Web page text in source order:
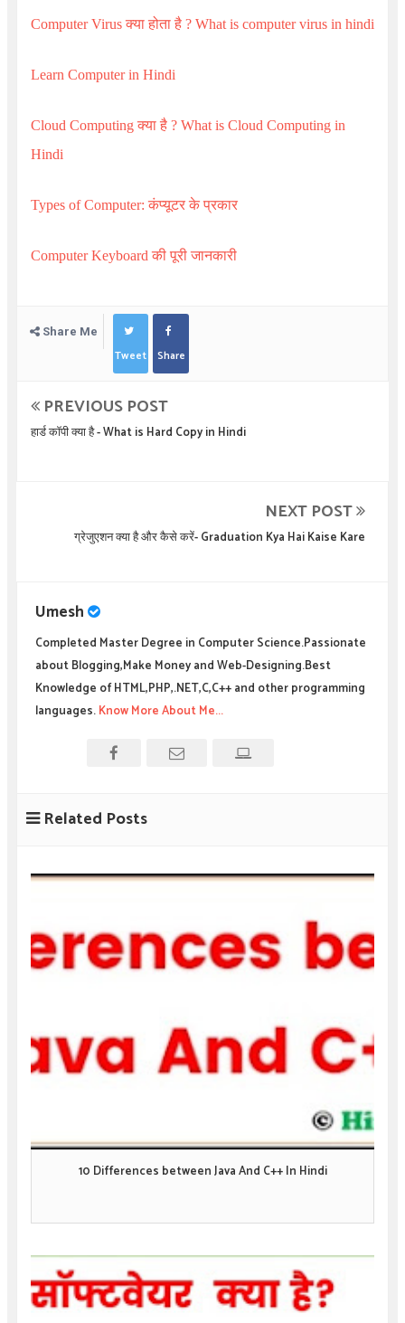
Computer Virusक्या होता है ? What is computer virus in hindi
Learn Computer in Hindi
Cloud Computingक्या है ? What is Cloud Computing in
Hindi
Types of Computer:कंप्यूटर के प्रकार
Computer Keyboardकी पूरी जानकारी
Share Me
Tweet Share
PREVIOUS POST
हार्ड कॉपी क्या है - What is Hard Copy in Hindi
NEXT POST
ग्रेजुएशन क्या है और कैसे करें- Graduation Kya Hai Kaise Kare
Umesh
Completed Master Degree in Computer Science.Passionate
about Blogging,Make Money and Web-Designing.Best
Knowledge of HTML,PHP,.NET,C,C++ and other programming
languages.Know More About Me...
Related Posts
10 Differences between Java And C++ In Hindi